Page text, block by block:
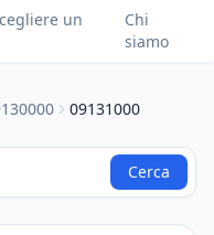
un
Chi
siamo
09131000
Cerca